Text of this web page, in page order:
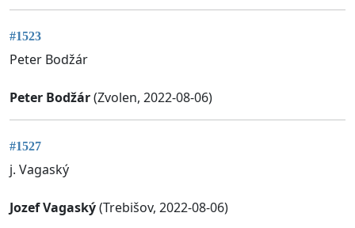
#1523
Peter Bodžár
Peter Bodžár(Zvolen, 2022-08-06)
#1527
j. Vagaský
Jozef Vagaský(Trebišov, 2022-08-06)